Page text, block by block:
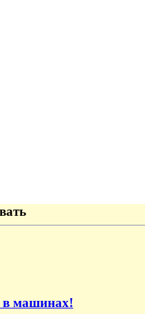
в машинах!